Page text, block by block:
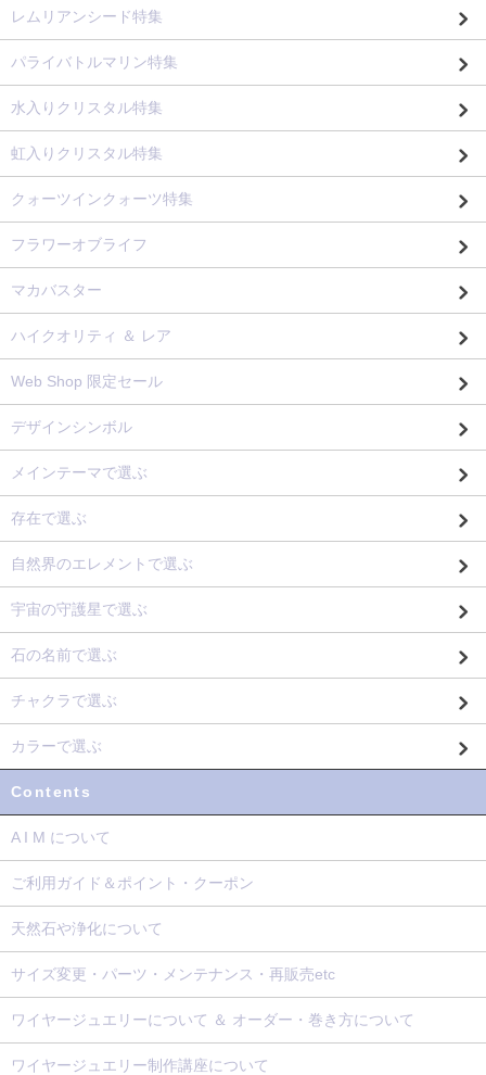
レムリアンシード特集
パライバトルマリン特集
水入りクリスタル特集
虹入りクリスタル特集
クォーツインクォーツ特集
フラワーオブライフ
マカバスター
ハイクオリティ ＆ レア
Web Shop 限定セール
デザインシンボル
メインテーマで選ぶ
存在で選ぶ
自然界のエレメントで選ぶ
宇宙の守護星で選ぶ
石の名前で選ぶ
チャクラで選ぶ
カラーで選ぶ
Contents
A I M について
ご利用ガイド＆ポイント・クーポン
天然石や浄化について
サイズ変更・パーツ・メンテナンス・再販売etc
ワイヤージュエリーについて ＆ オーダー・巻き方について
ワイヤージュエリー制作講座について